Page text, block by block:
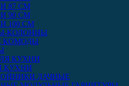
87 СМ
90 СМ
100 СМ
КОЛОННЫ
КОМОДЫ
КУХНИ
ДАЧНЫЕ